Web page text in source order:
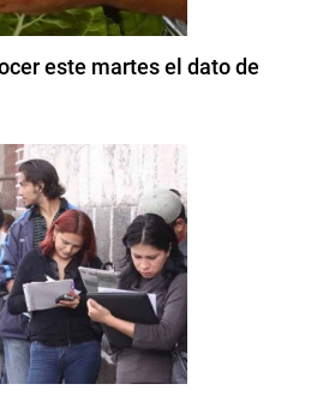
este martes el dato de